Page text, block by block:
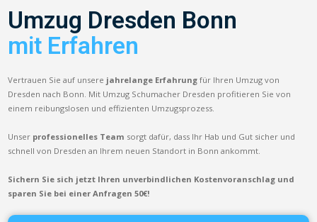
Umzug Dresden Bonn
mit Erfahren
Vertrauen Sie auf unsere jahrelange Erfahrung für Ihren Umzug von
Dresden nach Bonn. Mit Umzug Schumacher Dresden profitieren Sie von
einem reibungslosen und effizienten Umzugsprozess.
Unser professionelles Team sorgt dafür, dass Ihr Hab und Gut sicher und
schnell von Dresden an Ihrem neuen Standort in Bonn ankommt.
Sichern Sie sich jetzt Ihren unverbindlichen Kostenvoranschlag und
sparen Sie bei einer Anfragen 50€!